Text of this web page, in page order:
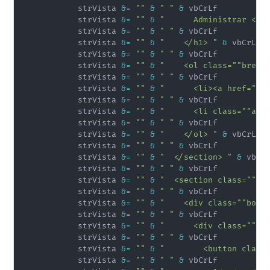
            strVista
&= "" & " " & vbCrLf
            strVista
&= "" &
"      Administrar
            strVista
&= "" & " " & vbCrLf
            strVista
&= "" & "    </h1> " & vbCrLf
            strVista
&= "" & " " & vbCrLf
            strVista
&= "" &
"    <ol
            strVista
&= "" & " " & vbCrLf
            strVista
&= "" &
"      <li><a
            strVista
&= "" & " " & vbCrLf
            strVista
&= "" &
"      <li
            strVista
&= "" & " " & vbCrLf
            strVista
&= "" & "    </ol> " & vbCrLf
            strVista
&= "" & " " & vbCrLf
            strVista
&= "" & "  </section> " &
            strVista
&= "" & " " & vbCrLf
            strVista
&= "" &
"  <section
            strVista
&= "" & " " & vbCrLf
            strVista
&= "" &
"    <div
            strVista
&= "" & " " & vbCrLf
            strVista
&= "" &
"      <div
            strVista
&= "" & " " & vbCrLf
            strVista
&= "" &
"        <button
            strVista
&= "" & " " & vbCrLf